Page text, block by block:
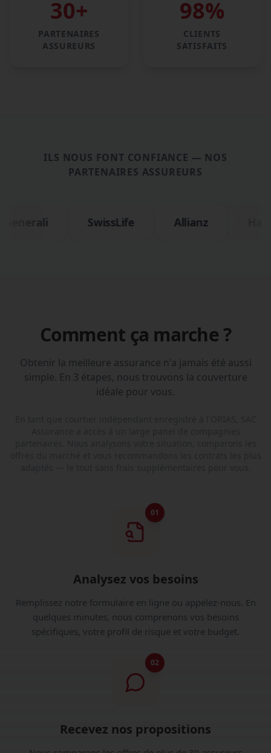
30+
PARTENAIRES
ASSUREURS
98%
CLIENTS
SATISFAITS
ILS NOUS FONT CONFIANCE — NOS
PARTENAIRES ASSUREURS
SwissLife Allianz
Comment ça marche ?
Obtenir la meilleure assurance n'a jamais été aussi
simple. En 3 étapes, nous trouvons la couverture
idéale pour vous.
01
Analysez vos besoins
Remplissez notre formulaire en ligne ou appelez-nous. En
quelques minutes, nous comprenons vos besoins
spécifiques, votre profil de risque et votre budget.
02
Recevez nos propositions